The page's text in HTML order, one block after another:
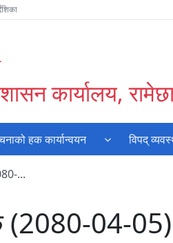
कार्यालय,
हक कार्यान्वयन विपद्
...
(2080-04-05)